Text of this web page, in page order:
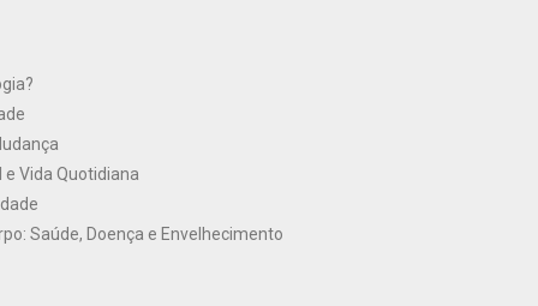
Vida Quotidiana
Saúde, Doença e Envelhecimento